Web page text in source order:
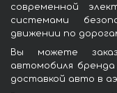
современной
системами
движении по
Вы можете
автомобиля
доставкой авто в